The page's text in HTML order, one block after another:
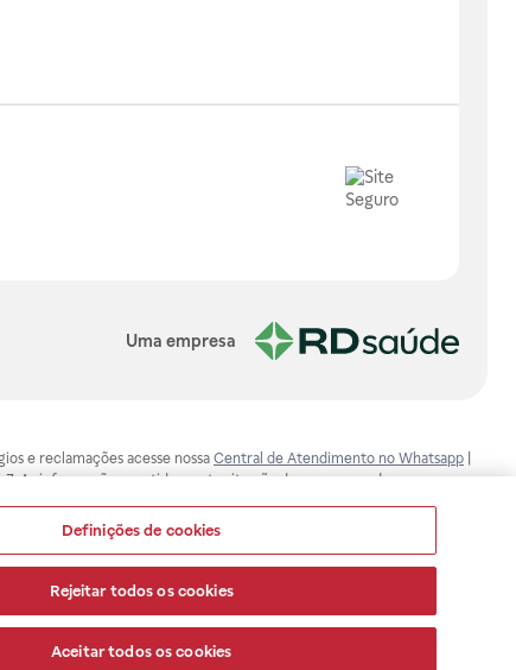
Uma empresa
e reclamações acesse nossa Central de Atendimento no Whatsapp
As informações contidas neste site não devem ser usadas para
problema de saúde e prescrever o tratamento adequado. Ao
esclarecimentos, consultar o site: www.anvisa.gov.br. A Raia Drogasil
clientes são compromissos da Raia Drogasil SA. Todos os pedidos
Definições de cookies
Rejeitar todos os cookies
Aceitar todos os cookies